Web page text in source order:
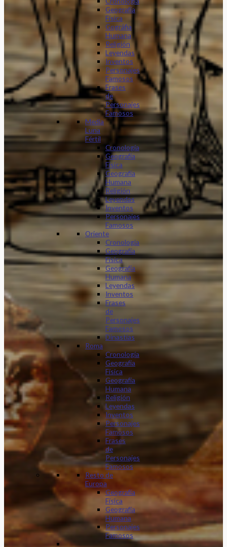
Geografía
Física
Gográfia
Humana
Religión
Leyendas
Inventos
Personajes
Famosos
Frases
de
Personajes
Famosos
Media
Luna
Fértil
Cronología
Geografía
Física
Geografía
Humana
Religión
Leyendas
Inventos
Personajes
Famosos
Oriente
Cronología
Geografía
Física
Geografía
Humana
Leyendas
Inventos
Frases
de
Personajes
Famosos
Dinastias
Roma
Cronología
Geografía
Física
Geografía
Humana
Religión
Leyendas
Inventos
Personajes
Famosos
Frases
de
Personajes
Famosos
Resto de
Europa
Geografía
Física
Geografía
Humana
Personajes
Famosos